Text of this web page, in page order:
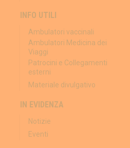
INFO UTILI
Ambulatori vaccinali
Ambulatori Medicina dei
Viaggi
Patrocini e Collegamenti
esterni
Materiale divulgativo
IN EVIDENZA
Notizie
Eventi